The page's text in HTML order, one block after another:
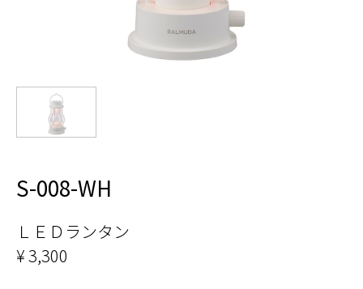
S-008-WH
ＬＥＤランタン
¥ 3,300